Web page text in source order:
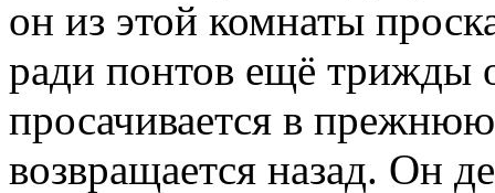
он из этой комнаты
ради понтов ещё трижды
просачивается в
возвращается назад. Он